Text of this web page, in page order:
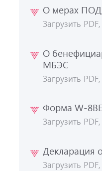
О мерах
Загрузить
О
МБЭС
Загрузить
Форма W-
Загрузить
Декларация
Загрузить